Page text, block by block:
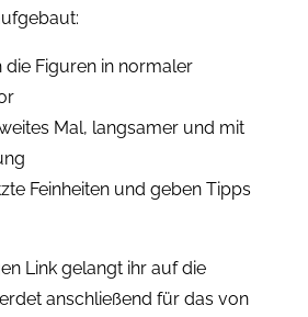
die Figuren in normaler
Mal, langsamer und mit
Feinheiten und geben Tipps
Link gelangt ihr auf die
anschließend für das von